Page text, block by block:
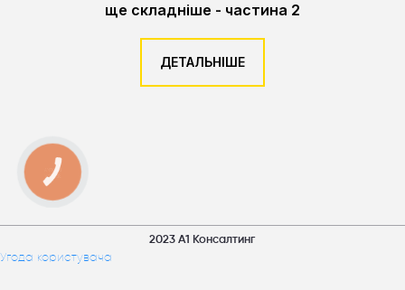
ще складніше - частина 2
ДЕТАЛЬНІШЕ
2023 А1 Консалтинг
Угода користувача
КНОПКА
ЗВ'ЯЗКУ